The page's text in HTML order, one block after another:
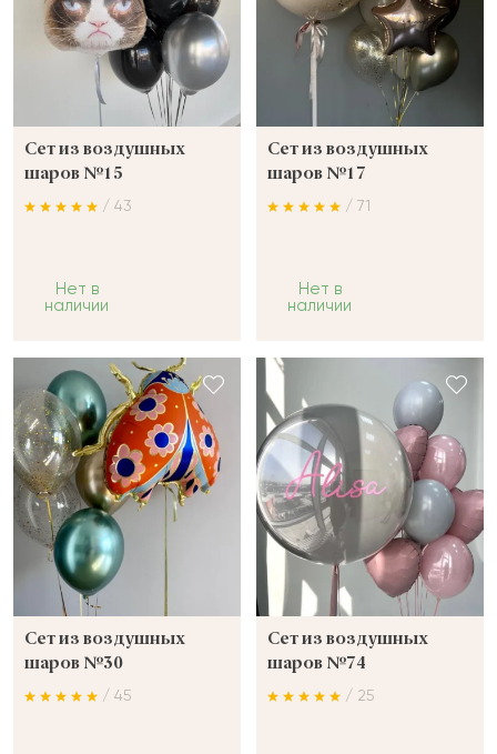
Сет из воздушных
шаров №15
/ 43
Нет в
наличии
Сет из воздушных
шаров №17
/ 71
Нет в
наличии
Сет из воздушных
шаров №30
/ 45
Сет из воздушных
шаров №74
/ 25